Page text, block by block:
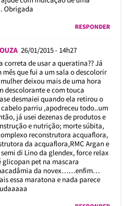
Obrigada
RESPONDER
26/01/2015 - 14h27
correta de usar a queratina?? Já
mês que fui a um sala o descolorir
deixou mais de uma hora
descolorante e com touca
desmaiei quando ela retirou o
parriu ,apodreceu todo..um
já usei dezenas de produtos e
e nutrição; morte súbita,
reconstrutora acquaflora,
da acquaflora,RMC Argan e
di Lino da glendex, force relax
glicopan pet na mascara
da novex……enfim…
essa maratona e nada parece